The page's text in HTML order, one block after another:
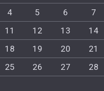
4 5 6 7
11 12 13 14
18 19 20 21
25 26 27 28